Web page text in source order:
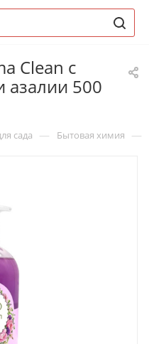
Clean с
азалии 500
сада — Бытовая химия —